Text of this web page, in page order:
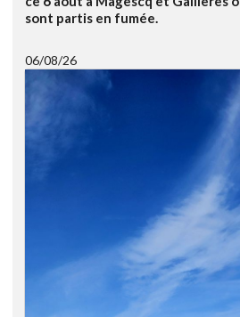
sont partis en fumée.
06/08/26